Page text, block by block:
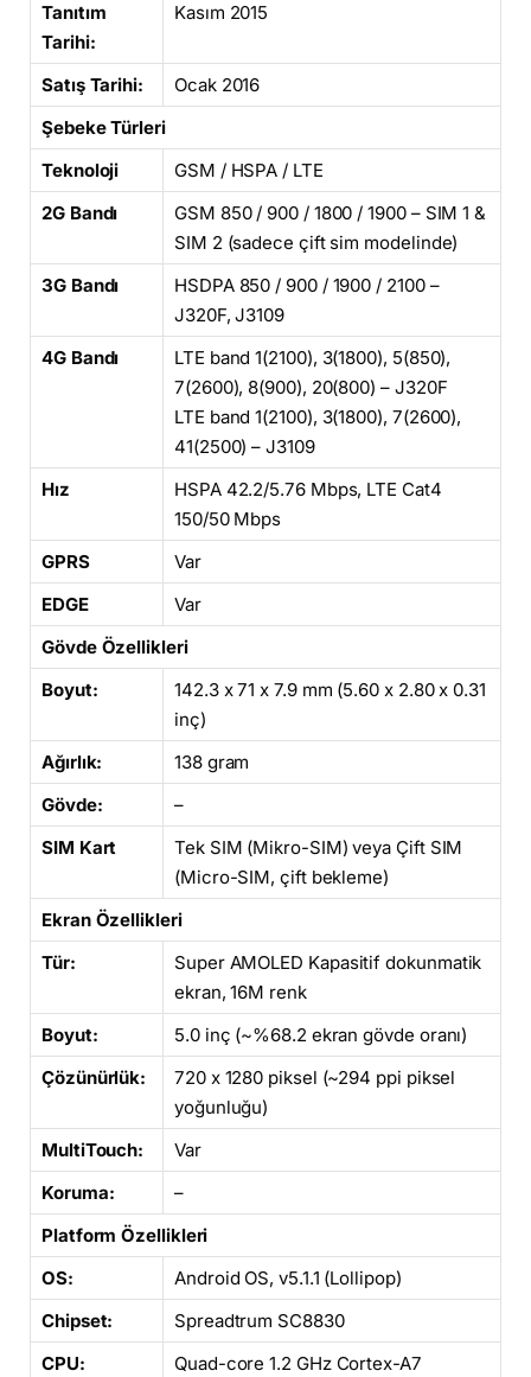
Tanıtım
Tarihi:
Kasım 2015
Satış Tarihi:
Ocak 2016
Şebeke Türleri
Teknoloji
GSM / HSPA / LTE
2G Bandı
GSM 850 / 900 / 1800 / 1900 – SIM 1 &
SIM 2 (sadece çift sim modelinde)
3G Bandı
HSDPA 850 / 900 / 1900 / 2100 –
J320F, J3109
4G Bandı
LTE band 1(2100), 3(1800), 5(850),
7(2600), 8(900), 20(800) – J320F
LTE band 1(2100), 3(1800), 7(2600),
41(2500) – J3109
Hız
HSPA 42.2/5.76 Mbps, LTE Cat4
150/50 Mbps
GPRS
Var
EDGE
Var
Gövde Özellikleri
Boyut:
142.3 x 71 x 7.9 mm (5.60 x 2.80 x 0.31
inç)
Ağırlık:
138 gram
Gövde:
–
SIM Kart
Tek SIM (Mikro-SIM) veya Çift SIM
(Micro-SIM, çift bekleme)
Ekran Özellikleri
Tür:
Super AMOLED Kapasitif dokunmatik
ekran, 16M renk
Boyut:
5.0 inç (~%68.2 ekran gövde oranı)
Çözünürlük:
720 x 1280 piksel (~294 ppi piksel
yoğunluğu)
MultiTouch:
Var
Koruma:
–
Platform Özellikleri
OS:
Android OS, v5.1.1 (Lollipop)
Chipset:
Spreadtrum SC8830
CPU:
Quad-core 1.2 GHz Cortex-A7